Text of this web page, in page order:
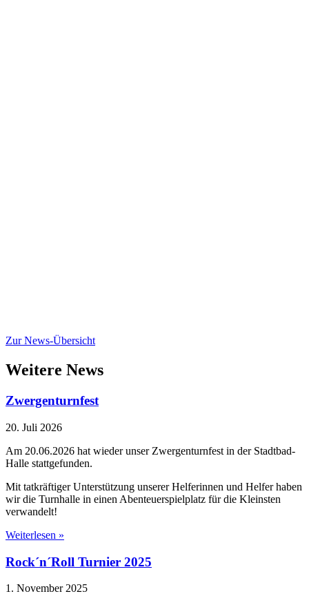
Zur News-Übersicht
Weitere News
Zwergenturnfest
20. Juli 2026
Am 20.06.2026 hat wieder unser Zwergenturnfest in der Stadtbad-
Halle stattgefunden.
Mit tatkräftiger Unterstützung unserer Helferinnen und Helfer haben
wir die Turnhalle in einen Abenteuerspielplatz für die Kleinsten
verwandelt!
Weiterlesen »
Rock´n´Roll Turnier 2025
1. November 2025